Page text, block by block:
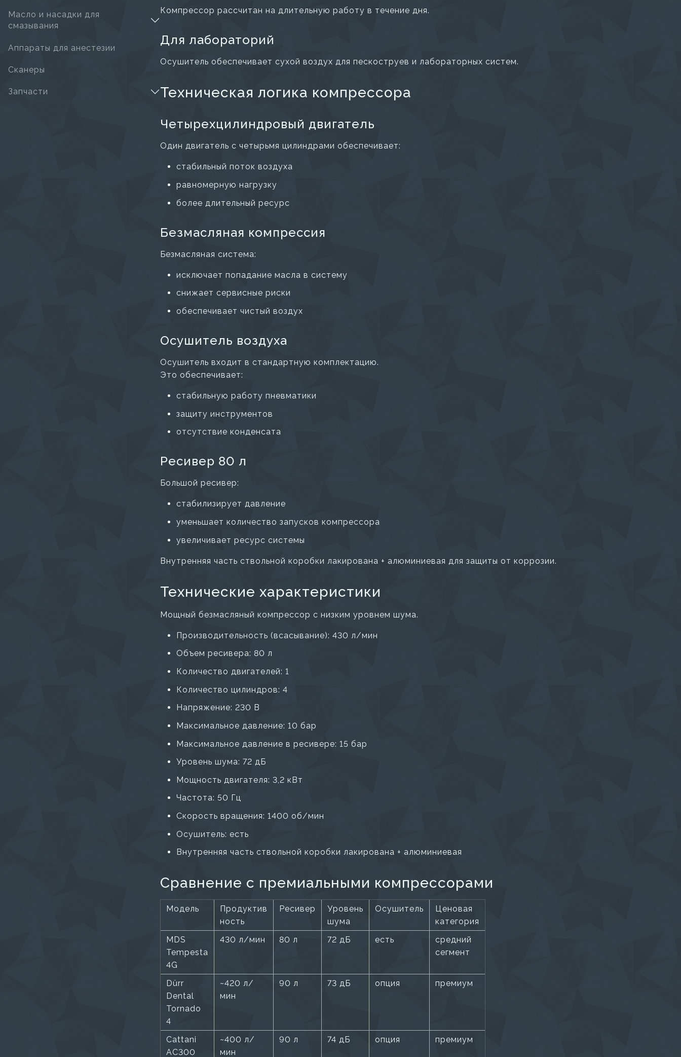
Масло и насадки для
смазывания
Аппараты для анестезии
Сканеры
Запчасти
Компрессор рассчитан на длительную работу в течение дня.
Для лабораторий
Осушитель обеспечивает сухой воздух для пескоструев и лабораторных систем.
Техническая логика компрессора
Четырехцилиндровый двигатель
Один двигатель с четырьмя цилиндрами обеспечивает:
стабильный поток воздуха
равномерную нагрузку
более длительный ресурс
Безмасляная компрессия
Безмасляная система:
исключает попадание масла в систему
снижает сервисные риски
обеспечивает чистый воздух
Осушитель воздуха
Осушитель входит в стандартную комплектацию.
Это обеспечивает:
стабильную работу пневматики
защиту инструментов
отсутствие конденсата
Ресивер 80 л
Большой ресивер:
стабилизирует давление
уменьшает количество запусков компрессора
увеличивает ресурс системы
Внутренняя часть ствольной коробки лакирована + алюминиевая для защиты от коррозии.
Технические характеристики
Мощный безмасляный компрессор с низким уровнем шума.
Производительность (всасывание): 430 л/мин
Объем ресивера: 80 л
Количество двигателей: 1
Количество цилиндров: 4
Напряжение: 230 В
Максимальное давление: 10 бар
Максимальное давление в ресивере: 15 бар
Уровень шума: 72 дБ
Мощность двигателя: 3,2 кВт
Частота: 50 Гц
Скорость вращения: 1400 об/мин
Осушитель: есть
Внутренняя часть ствольной коробки лакирована + алюминиевая
Сравнение с премиальными компрессорами
Модель
Продуктив
ность
Ресивер
Уровень
шума
Осушитель
Ценовая
категория
MDS
Tempesta
4G
430 л/мин 80 л 72 дБ есть
средний
сегмент
Dürr
Dental
Tornado
4
~420 л/
мин
90 л 73 дБ опция премиум
Cattani
AC300
~400 л/
мин
90 л 74 дБ опция премиум